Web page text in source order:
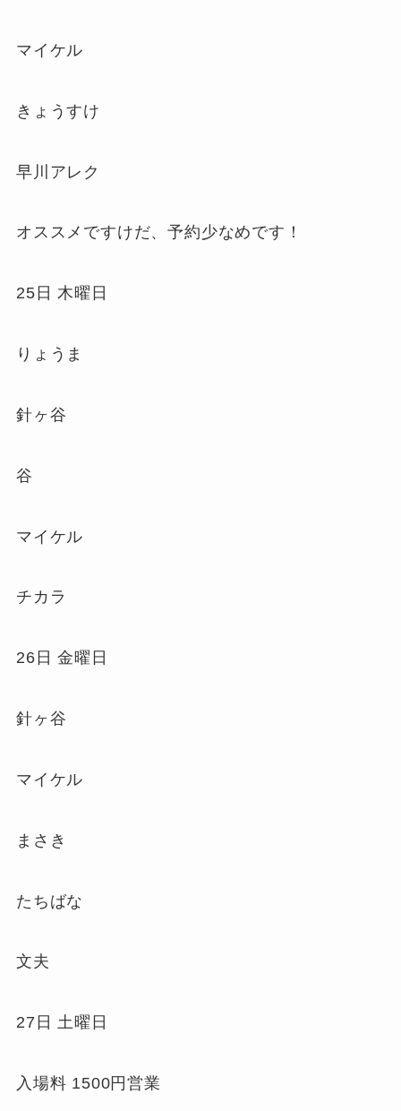
マイケル
きょうすけ
早川アレク
オススメですけだ、予約少なめです！
25日 木曜日
りょうま
針ヶ谷
谷
マイケル
チカラ
26日 金曜日
針ヶ谷
マイケル
まさき
たちばな
文夫
27日 土曜日
入場料 1500円営業